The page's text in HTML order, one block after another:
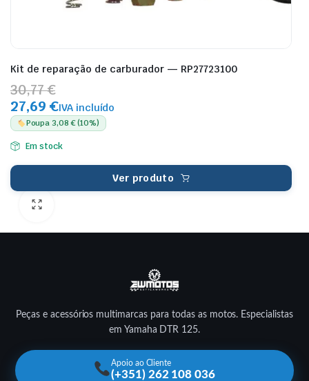
Kit de reparação de carburador — RP27723100
30,77 €
27,69 €IVA incluído
Poupa 3,08 € (10%)
Em stock
Ver produto
Peças e acessórios multimarcas para todas as motos. Especialistas
em Yamaha DTR 125.
Apoio ao Cliente
(+351) 262 108 036